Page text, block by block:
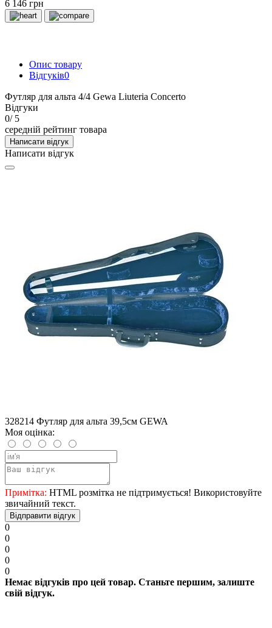
6 146 грн
Опис товару
Відгуків0
Футляр для альта 4/4 Gewa Liuteria Concerto
Відгуки
0/ 5
середній рейтинг товара
Написати відгук
Написати відгук
328214 Футляр для альта 39,5см GEWA
Моя оцінка:
Примітка: HTML розмітка не підтримується! Використовуйте
звичайний текст.
Відправити відгук
0
0
0
0
0
Немає відгуків про цей товар. Станьте першим, залиште
свій відгук.